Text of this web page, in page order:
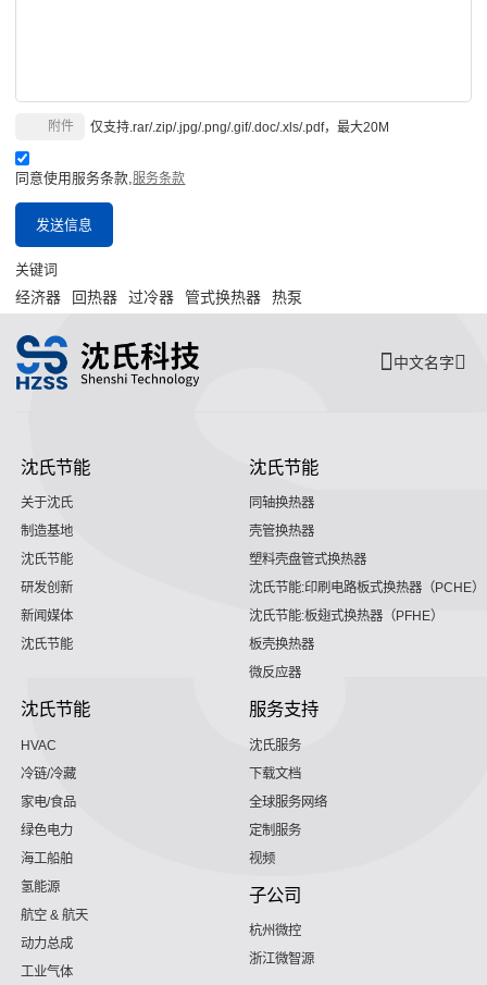
仅支持.rar/.zip/.jpg/.png/.gif/.doc/.xls/.pdf，最大20M
附件
同意使用服务条款,服务条款
发送信息
关键词
经济器 回热器 过冷器 管式换热器 热泵
中文名字
沈氏节能
关于沈氏
制造基地
沈氏节能
研发创新
新闻媒体
沈氏节能
沈氏节能
同轴换热器
壳管换热器
塑料壳盘管式换热器
沈氏节能:印刷电路板式换热器（PCHE）
沈氏节能:板翅式换热器（PFHE）
板壳换热器
微反应器
沈氏节能
HVAC
冷链/冷藏
家电/食品
绿色电力
海工船舶
氢能源
航空 & 航天
动力总成
工业气体
服务支持
沈氏服务
下载文档
全球服务网络
定制服务
视频
子公司
杭州微控
浙江微智源